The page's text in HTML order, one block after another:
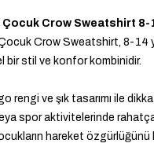
Çocuk Crow Sweatshirt 8-
Crow Sweatshirt, 8-14
bir stil ve konfor kombinidir.
rengi ve şık tasarımı ile
spor aktivitelerinde rahatça
hareket özgürlüğünü